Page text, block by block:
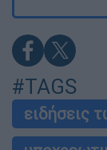
#TAGS
ειδήσεις